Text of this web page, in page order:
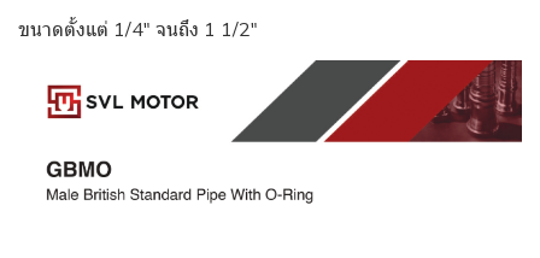
ขนาดตั้งแต่ 1/4" จนถึง 1 1/2"